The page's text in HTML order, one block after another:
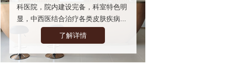
科医院，院内建设完备，科室特色明
显，中西医结合治疗各类皮肤疾病...
了解详情